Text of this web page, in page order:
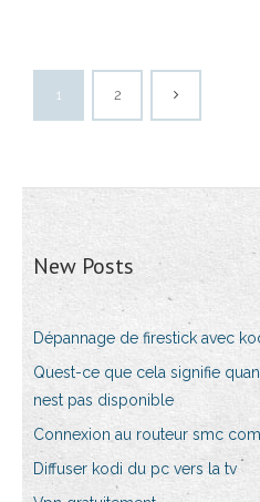
1 2
New Posts
Dépannage de firestick avec
Quest-ce que cela signifie
nest pas disponible
Connexion au routeur smc
Diffuser kodi du pc vers la tv